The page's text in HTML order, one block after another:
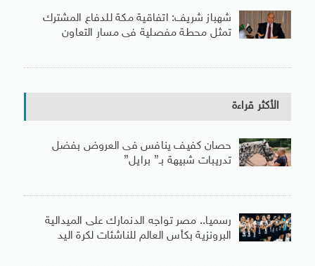
شهباز شريف: اتفاقية مكة للدفاع المشترك
تمثل محطة مفصلية فى مسار التعاون
الأكثر قراءة
حصان كفيف ينافس فى العروض بفضل
تدريبات شبيهة بـ” برايل”
رسميا.. مصر تواجه الدنمارك على الميدالية
البرونزية بكأس العالم للناشئات لكرة اليد